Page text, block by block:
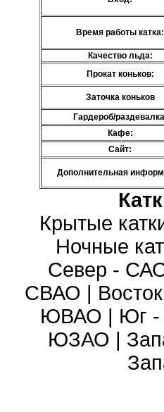
Время работы катка:
Качество льда:
Прокат коньков:
Заточка коньков
Гардероб/
Кафе:
Сайт:
Дополнительная
Крытые
Ночные
Север -
СВАО |
ЮВАО | Юг
ЮЗАО |